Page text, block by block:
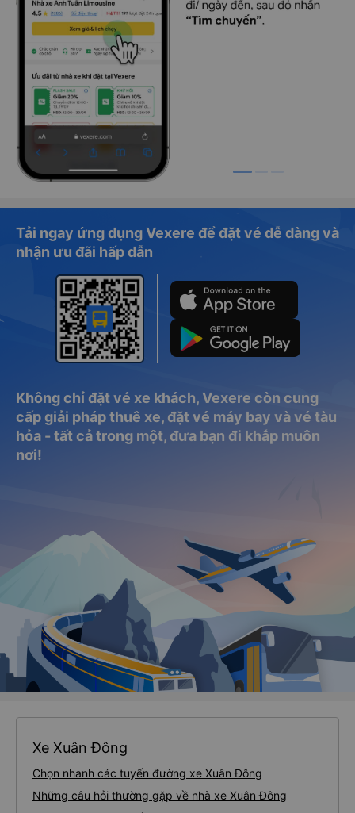
Tải ngay ứng dụng Vexere để đặt vé dễ dàng và
nhận ưu đãi hấp dẫn
Không chỉ đặt vé xe khách, Vexere còn cung
cấp giải pháp thuê xe, đặt vé máy bay và vé tàu
hỏa - tất cả trong một, đưa bạn đi khắp muôn
nơi!
Xe Xuân Đông
Chọn nhanh các tuyến đường xe Xuân Đông
Những câu hỏi thường gặp về nhà xe Xuân Đông